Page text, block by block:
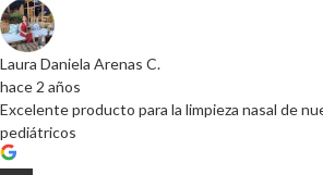
Laura Daniela Arenas C.
hace 2 años
Excelente producto para la limpieza nasal de
pediátricos